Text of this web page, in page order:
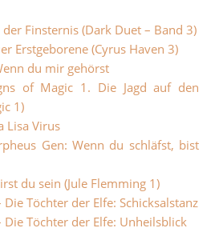
der Finsternis (Dark Duet – Band 3)
Erstgeborene (Cyrus Haven 3)
du mir gehörst
of Magic 1. Die Jagd auf den
1)
Lisa Virus
Gen: Wenn du schläfst, bist
du sein (Jule Flemming 1)
Töchter der Elfe: Schicksalstanz
Die Töchter der Elfe: Unheilsblick